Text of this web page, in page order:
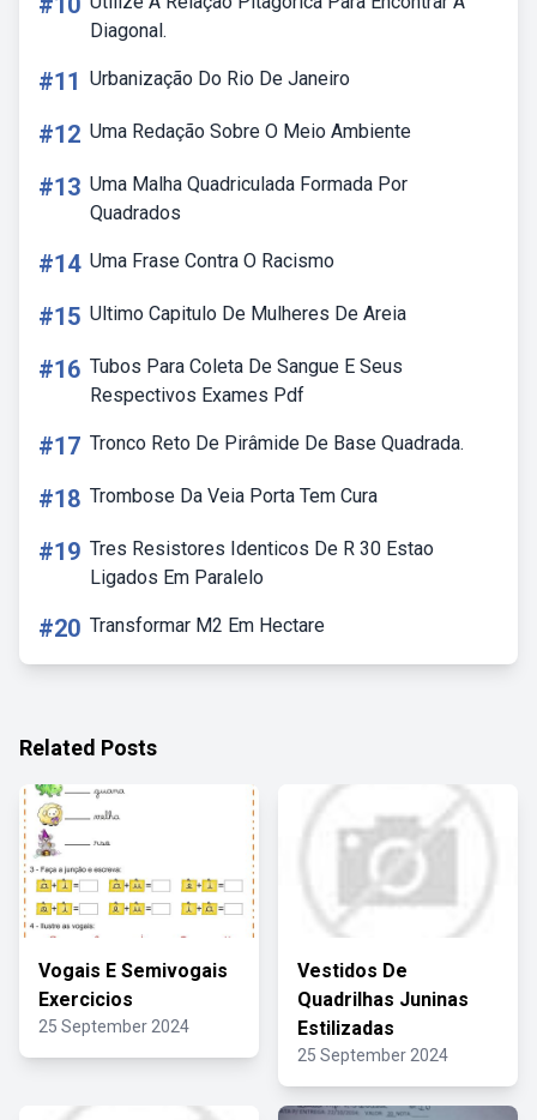
Diagonal.
#11 Urbanização Do Rio De Janeiro
#12 Uma Redação Sobre O Meio Ambiente
#13 Uma Malha Quadriculada Formada Por
Quadrados
#14 Uma Frase Contra O Racismo
#15 Ultimo Capitulo De Mulheres De Areia
#16 Tubos Para Coleta De Sangue E Seus
Respectivos Exames Pdf
#17 Tronco Reto De Pirâmide De Base Quadrada.
#18 Trombose Da Veia Porta Tem Cura
#19 Tres Resistores Identicos De R 30 Estao
Ligados Em Paralelo
#20 Transformar M2 Em Hectare
Related Posts
Vogais E Semivogais
Exercicios
25 September 2024
Vestidos De
Quadrilhas Juninas
Estilizadas
25 September 2024